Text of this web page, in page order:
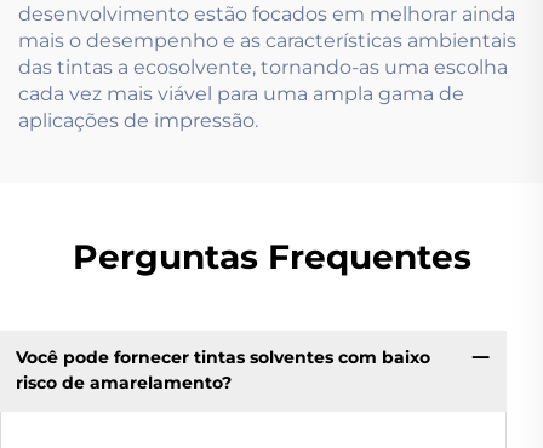
desenvolvimento estão focados em melhorar ainda
mais o desempenho e as características ambientais
das tintas a ecosolvente, tornando-as uma escolha
cada vez mais viável para uma ampla gama de
aplicações de impressão.
Perguntas Frequentes
Você pode fornecer tintas solventes com baixo
risco de amarelamento?